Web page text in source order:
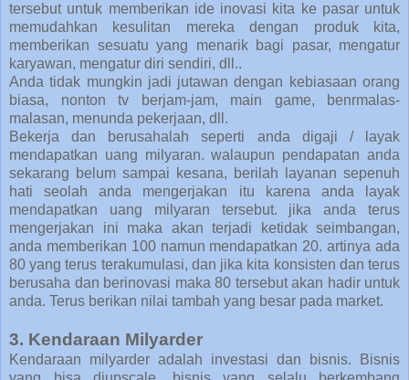
tersebut untuk memberikan ide inovasi kita ke pasar untuk
memudahkan kesulitan mereka dengan produk kita,
memberikan sesuatu yang menarik bagi pasar, mengatur
karyawan, mengatur diri sendiri, dll..
Anda tidak mungkin jadi jutawan dengan kebiasaan orang
biasa, nonton tv berjam-jam, main game, benrmalas-
malasan, menunda pekerjaan, dll.
Bekerja dan berusahalah seperti anda digaji / layak
mendapatkan uang milyaran. walaupun pendapatan anda
sekarang belum sampai kesana, berilah layanan sepenuh
hati seolah anda mengerjakan itu karena anda layak
mendapatkan uang milyaran tersebut. jika anda terus
mengerjakan ini maka akan terjadi ketidak seimbangan,
anda memberikan 100 namun mendapatkan 20. artinya ada
80 yang terus terakumulasi, dan jika kita konsisten dan terus
berusaha dan berinovasi maka 80 tersebut akan hadir untuk
anda. Terus berikan nilai tambah yang besar pada market.
3. Kendaraan Milyarder
Kendaraan milyarder adalah investasi dan bisnis. Bisnis